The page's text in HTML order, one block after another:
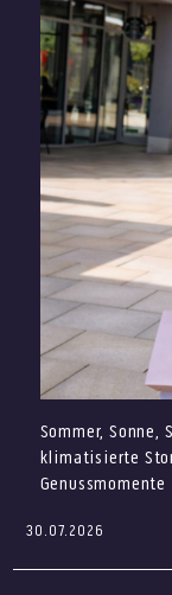
30.07.2026
Sommer, Sonne,
klimatisierte
Der Sommer ist